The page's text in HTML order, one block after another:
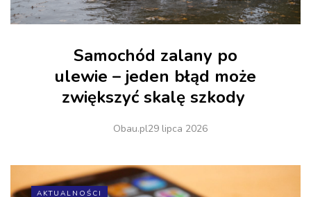
Samochód zalany po
ulewie – jeden błąd może
zwiększyć skalę szkody
Obau.pl29 lipca 2026
AKTUALNOŚCI